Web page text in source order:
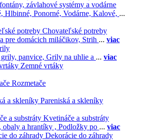
závlahové systémy a vodárne
Hlbinné, Ponorné, Vodárne, Kalové, ...
Chovateľské potreby
pre domácich miláčikov, Strih ... viac
panvice, Grily na uhlie a ... viac
Zemné vrtáky
Rozmetače
Pareniská a skleníky
Kvetináče a substráty
obaly a hrantíky , Podložky po ... viac
Dekorácie do záhrady